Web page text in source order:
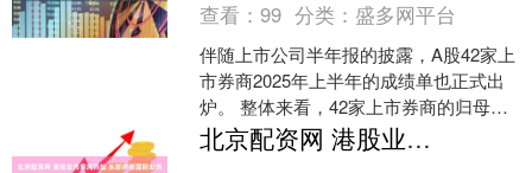
查看：99 分类： 盛多网平台
伴随上市公司半年报的披露，A股42家上
市券商2025年上半年的成绩单也正式出
炉。 整体来看，42家上市券商的归母净
利润均实现正增长。其中，经纪业务净
收入同比增长....
北京配资网 港股业务乘风而起 头部券商国际业务上半年表现亮眼